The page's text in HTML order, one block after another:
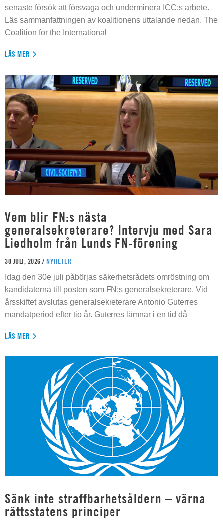
senaste försök att försvaga och underminera ICC:s arbete.
Läs sammanfattningen av koalitionens uttalande nedan. The
Coalition for the International
LÄS MER
Vem blir FN:s nästa
generalsekreterare? Intervju med Sara
Liedholm från Lunds FN-förening
30 JULI, 2026 / NYHETER
Idag den 30e juli påbörjas säkerhetsrådets omröstning om
kandidaterna till posten som FN:s generalsekreterare. Vid
årsskiftet avslutas generalsekreterare Antonio Guterres
mandatperiod efter tio år. Guterres lämnar i en tid då
LÄS MER
Sänk inte straffbarhetsåldern – värna
rättsstatens principer